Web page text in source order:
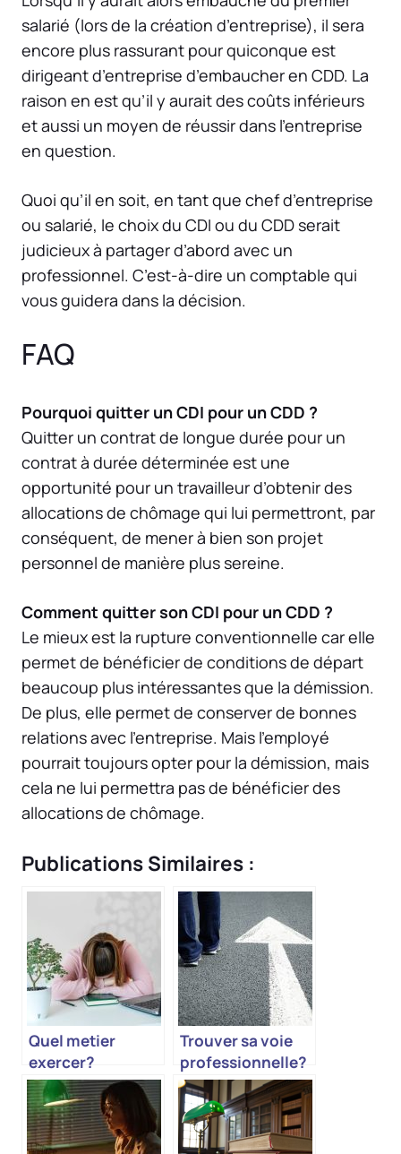
salarié (lors de la création d’entreprise), il sera
encore plus rassurant pour quiconque est
dirigeant d’entreprise d’embaucher en CDD. La
raison en est qu’il y aurait des coûts inférieurs
et aussi un moyen de réussir dans l’entreprise
en question.
Quoi qu’il en soit, en tant que chef d’entreprise
ou salarié, le choix du CDI ou du CDD serait
judicieux à partager d’abord avec un
professionnel. C’est-à-dire un comptable qui
vous guidera dans la décision.
FAQ
Pourquoi quitter un CDI pour un CDD ?
Quitter un contrat de longue durée pour un
contrat à durée déterminée est une
opportunité pour un travailleur d’obtenir des
allocations de chômage qui lui permettront, par
conséquent, de mener à bien son projet
personnel de manière plus sereine.
Comment quitter son CDI pour un CDD ?
Le mieux est la rupture conventionnelle car elle
permet de bénéficier de conditions de départ
beaucoup plus intéressantes que la démission.
De plus, elle permet de conserver de bonnes
relations avec l’entreprise. Mais l’employé
pourrait toujours opter pour la démission, mais
cela ne lui permettra pas de bénéficier des
allocations de chômage.
Publications Similaires :
Quel metier
exercer?
Trouver sa voie
professionnelle?